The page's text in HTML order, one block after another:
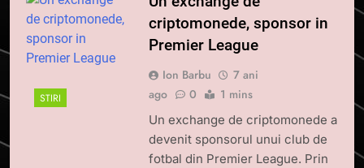
STIRI
criptomonede, sponsor in
Premier League
Ion Barbu
7 ani
ago
0 1 mins
Un exchange de criptomonede a
devenit sponsorul unui club de
fotbal din Premier League. Prin